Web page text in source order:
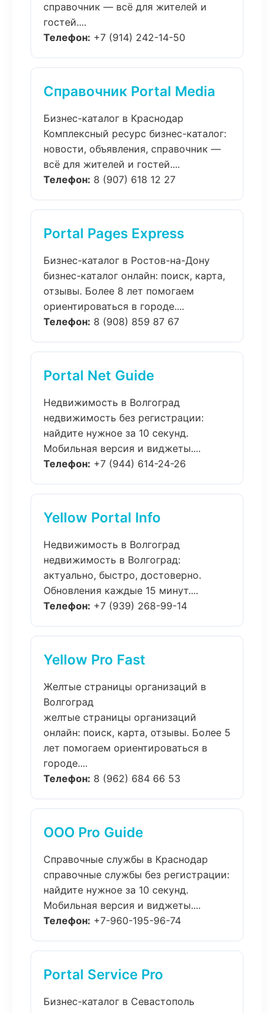
справочник — всё для жителей и
гостей....
Телефон: +7 (914) 242-14-50
Справочник Portal Media
Бизнес-каталог в Краснодар
Комплексный ресурс бизнес-каталог:
новости, объявления, справочник —
всё для жителей и гостей....
Телефон: 8 (907) 618 12 27
Portal Pages Express
Бизнес-каталог в Ростов-на-Дону
бизнес-каталог онлайн: поиск, карта,
отзывы. Более 8 лет помогаем
ориентироваться в городе....
Телефон: 8 (908) 859 87 67
Portal Net Guide
Недвижимость в Волгоград
недвижимость без регистрации:
найдите нужное за 10 секунд.
Мобильная версия и виджеты....
Телефон: +7 (944) 614-24-26
Yellow Portal Info
Недвижимость в Волгоград
недвижимость в Волгоград:
актуально, быстро, достоверно.
Обновления каждые 15 минут....
Телефон: +7 (939) 268-99-14
Yellow Pro Fast
Желтые страницы организаций в
Волгоград
желтые страницы организаций
онлайн: поиск, карта, отзывы. Более 5
лет помогаем ориентироваться в
городе....
Телефон: 8 (962) 684 66 53
ООО Pro Guide
Справочные службы в Краснодар
справочные службы без регистрации:
найдите нужное за 10 секунд.
Мобильная версия и виджеты....
Телефон: +7-960-195-96-74
Portal Service Pro
Бизнес-каталог в Севастополь